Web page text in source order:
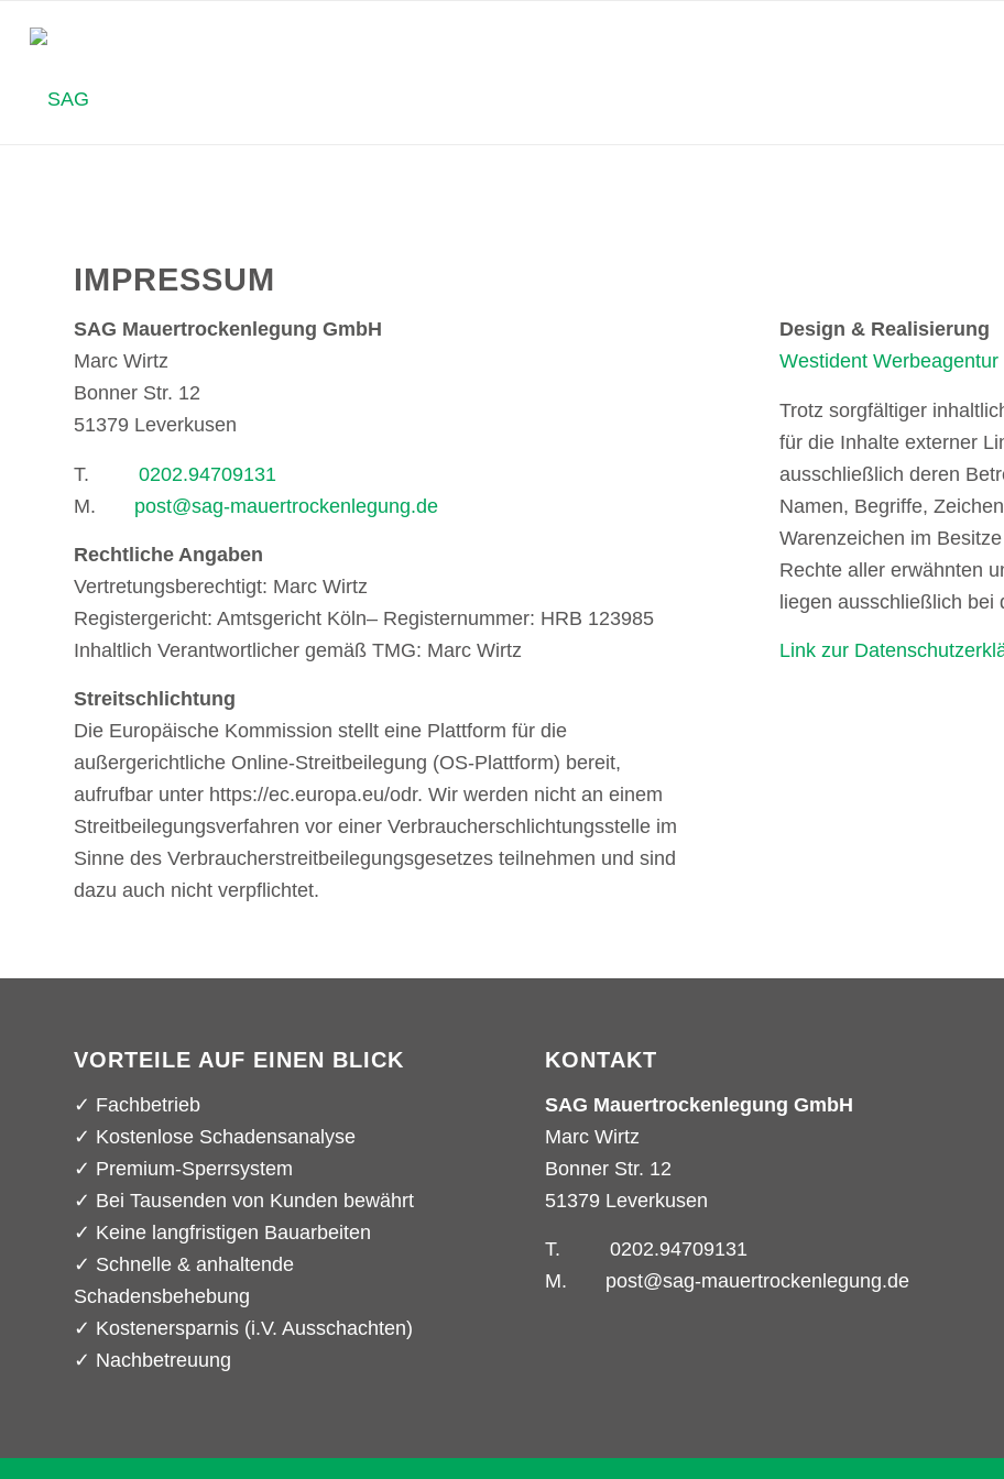
IMPRESSUM
SAG Mauertrockenlegung GmbH
Marc Wirtz
Bonner Str. 12
51379 Leverkusen
T. 0202.94709131
M. post@sag-mauertrockenlegung.de
Rechtliche Angaben
Vertretungsberechtigt: Marc Wirtz
Registergericht: Amtsgericht Köln– Registernummer: HRB 123985
Inhaltlich Verantwortlicher gemäß TMG: Marc Wirtz
Streitschlichtung
Die Europäische Kommission stellt eine Plattform für die
außergerichtliche Online-Streitbeilegung (OS-Plattform) bereit,
aufrufbar unter https://ec.europa.eu/odr. Wir werden nicht an einem
Streitbeilegungsverfahren vor einer Verbraucherschlichtungsstelle im
Sinne des Verbraucherstreitbeilegungsgesetzes teilnehmen und sind
dazu auch nicht verpflichtet.
Design & Realisierung
Westident Werbeagentur
Trotz sorgfältiger
für die Inhalte externer
ausschließlich deren
Namen, Begriffe,
Warenzeichen im
Rechte aller erwähnten
liegen ausschließlich bei
Link zur
VORTEILE AUF EINEN BLICK
✓ Fachbetrieb
✓ Kostenlose Schadensanalyse
✓ Premium-Sperrsystem
✓ Bei Tausenden von Kunden bewährt
✓ Keine langfristigen Bauarbeiten
✓ Schnelle & anhaltende
Schadensbehebung
✓ Kostenersparnis (i.V. Ausschachten)
✓ Nachbetreuung
KONTAKT
SAG Mauertrockenlegung GmbH
Marc Wirtz
Bonner Str. 12
51379 Leverkusen
T. 0202.94709131
M. post@sag-mauertrockenlegung.de